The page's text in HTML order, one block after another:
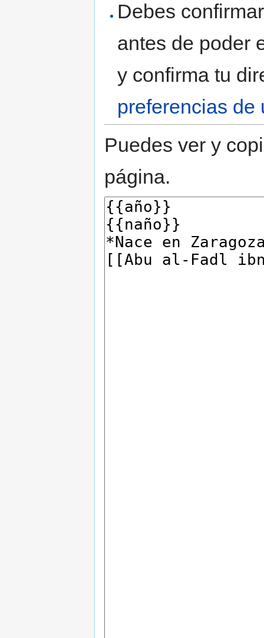
Debes
antes de poder
y confirma tu
preferencias de
Puedes ver y
página.